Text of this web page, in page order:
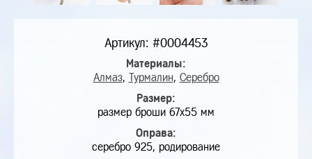
Артикул: #0004453
Материалы:
Алмаз, Турмалин, Серебро
Размер:
размер броши 67х55 мм
Оправа:
серебро 925, родирование